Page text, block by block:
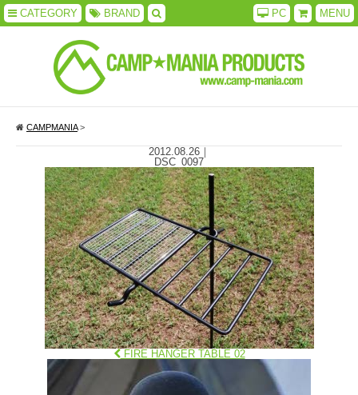
CATEGORY BRAND MENU
PC
CAMPMANIA>
2012.08.26｜
DSC_0097
FIRE HANGER TABLE 02